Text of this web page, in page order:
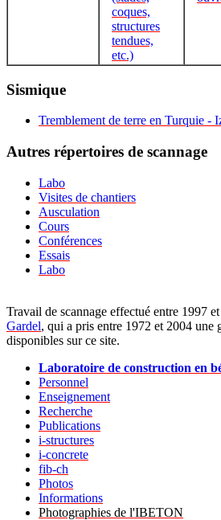
coques,
structures
tendues,
etc.)
Sismique
Tremblement de terre en Turquie -
Autres répertoires de scannage
Labo
Visites de chantiers
Ausculation
Cours
Conférences
Essais
Labo
Travail de scannage effectué entre 1997
Gardel, qui a pris entre 1972 et 2004 une
disponibles sur ce site.
Laboratoire de construction en
Personnel
Enseignement
Recherche
Publications
i-structures
i-concrete
fib-ch
Photos
Informations
Photographies de l'IBETON